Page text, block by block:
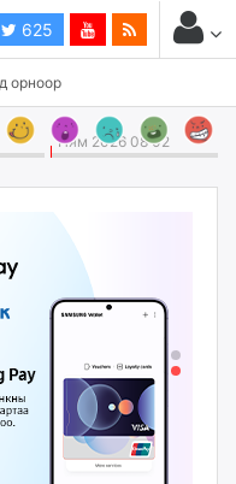
625
орноор
Ням 2026 08 02